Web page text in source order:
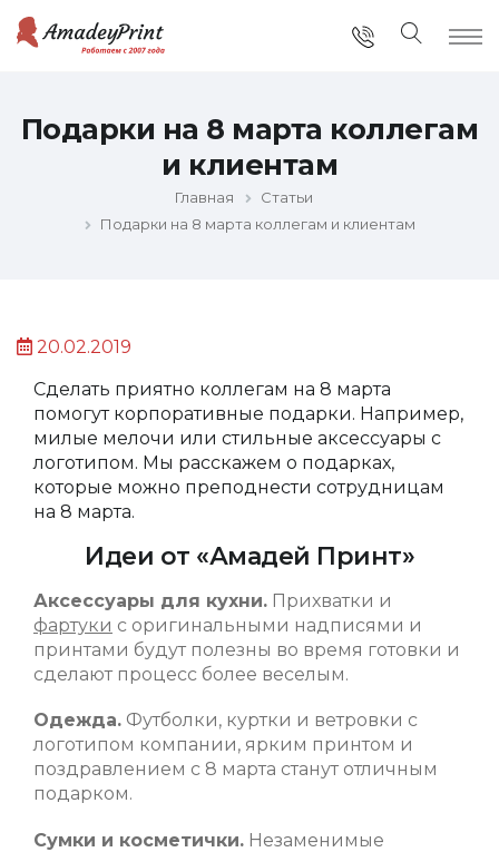
Подарки на 8 марта коллегам
и клиентам
Главная
Статьи
Подарки на 8 марта коллегам и клиентам
20.02.2019
Сделать приятно коллегам на 8 марта
помогут корпоративные подарки. Например,
милые мелочи или стильные аксессуары с
логотипом. Мы расскажем о подарках,
которые можно преподнести сотрудницам
на 8 марта.
Идеи от «Амадей Принт»
Аксессуары для кухни. Прихватки и
фартуки с оригинальными надписями и
принтами будут полезны во время готовки и
сделают процесс более веселым.
Одежда. Футболки, куртки и ветровки с
логотипом компании, ярким принтом и
поздравлением с 8 марта станут отличным
подарком.
Сумки и косметички. Незаменимые